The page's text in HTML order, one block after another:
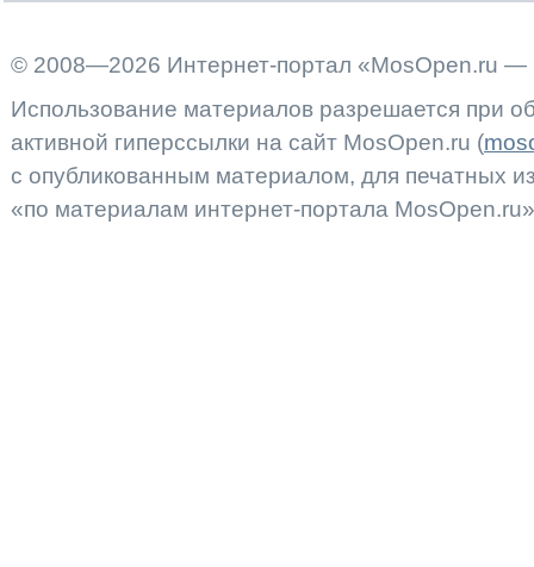
© 2008—2026 Интернет-портал «MosOpen.ru —
Использование материалов разрешается при
активной гиперссылки на сайт MosOpen.ru (
с опубликованным материалом, для печатных
«по материалам интернет-портала